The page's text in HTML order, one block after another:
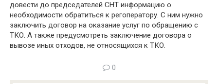
довести до председателей СНТ информацию о
необходимости обратиться к регоператору. С ним нужно
заключить договор на оказание услуг по обращению с
ТКО. А также предусмотреть заключение договора о
вывозе иных отходов, не относящихся к ТКО.
0